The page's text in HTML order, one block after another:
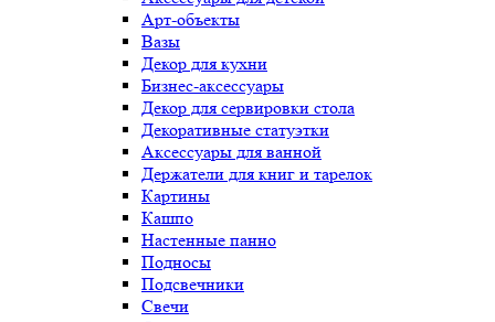
Арт-объекты
Вазы
Декор для кухни
Бизнес-аксессуары
Декор для сервировки стола
Декоративные статуэтки
Аксессуары для ванной
Держатели для книг и тарелок
Картины
Кашпо
Настенные панно
Подносы
Подсвечники
Свечи